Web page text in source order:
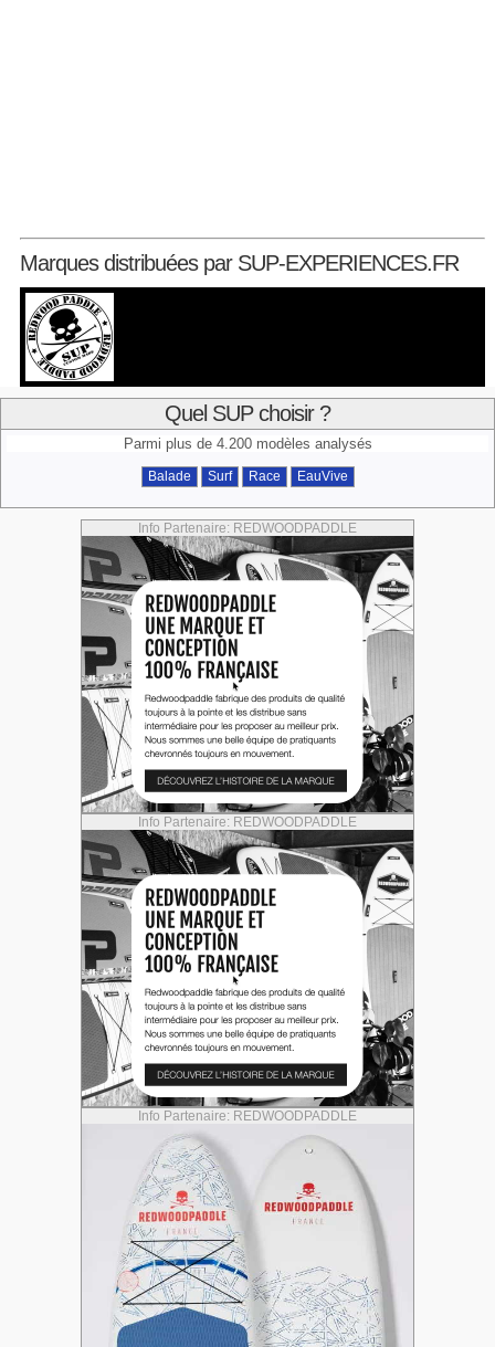
Marques distribuées par SUP-EXPERIENCES.FR
Quel SUP choisir ?
Parmi plus de 4.200 modèles analysés
Balade Surf Race EauVive
Info Partenaire: REDWOODPADDLE
Info Partenaire: REDWOODPADDLE
Info Partenaire: REDWOODPADDLE